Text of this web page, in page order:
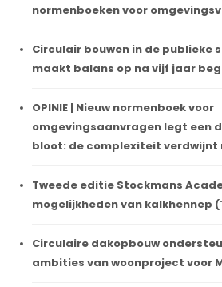
normenboeken voor
Circulair bouwen in de publieke
maakt balans op na vijf jaar
OPINIE | Nieuw normenboek voor
omgevingsaanvragen legt een
bloot: de complexiteit verdwijnt
Tweede editie Stockmans
mogelijkheden van kalkhennep
Circulaire dakopbouw
ambities van woonproject voor